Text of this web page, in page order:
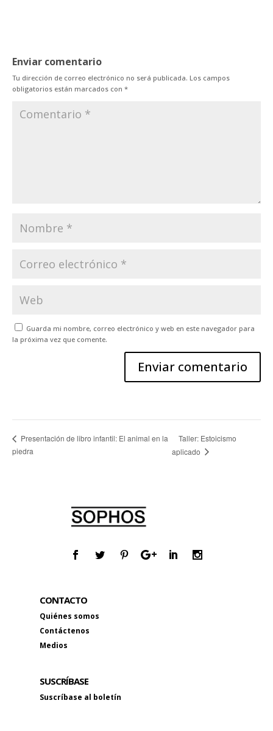
Enviar comentario
Tu dirección de correo electrónico no será publicada. Los campos
obligatorios están marcados con *
Guarda mi nombre, correo electrónico y web en este navegador para
la próxima vez que comente.
Presentación de libro infantil: El animal en la
piedra
Taller: Estoicismo
aplicado
CONTACTO
Quiénes somos
Contáctenos
Medios
SUSCRÍBASE
Suscríbase al boletín